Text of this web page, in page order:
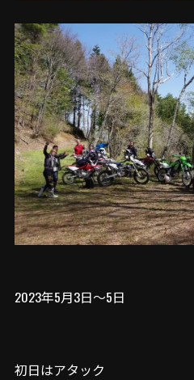
2023年5月3日～5日
初日はアタック